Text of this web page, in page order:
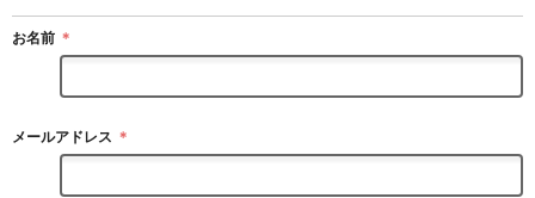
お名前 ＊
メールアドレス ＊